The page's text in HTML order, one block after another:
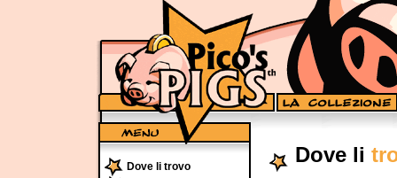
Dove li trovo
Dove li